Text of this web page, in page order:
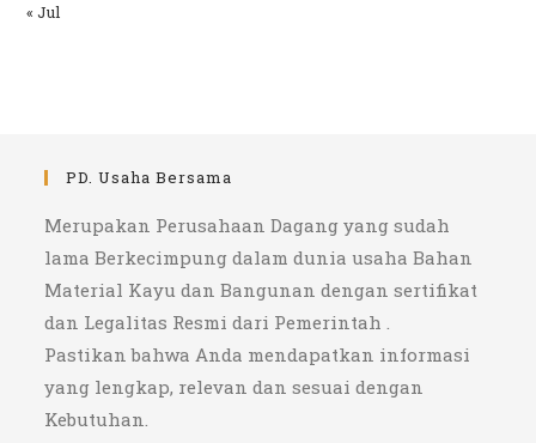
« Jul
PD. Usaha Bersama
Merupakan Perusahaan Dagang yang sudah
lama Berkecimpung dalam dunia usaha Bahan
Material Kayu dan Bangunan dengan sertifikat
dan Legalitas Resmi dari Pemerintah .
Pastikan bahwa Anda mendapatkan informasi
yang lengkap, relevan dan sesuai dengan
Kebutuhan.